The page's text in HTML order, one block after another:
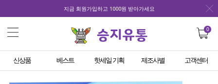
지금 회원가입하고 1000원 받아가세요
0
신상품 베스트 핫세일 기획 제조사별 고객센터